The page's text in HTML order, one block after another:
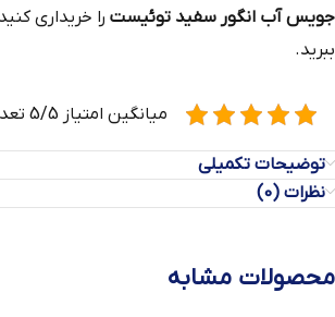
جویس آب انگور سفید توئیست را خریداری
ببرید.
میانگین امتیاز 5/5 تعداد رأی دهنده (4)
توضیحات تکمیلی
نظرات (0)
محصولات مشابه